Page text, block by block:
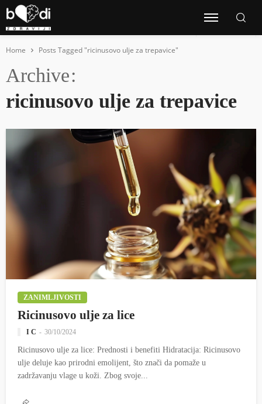
Home Posts Tagged "ricinusovo ulje za trepavice"
Archive
ricinusovo ulje za trepavice
ZANIMLJIVOSTI
Ricinusovo ulje za lice
I C 30/10/2024
Ricinusovo ulje za lice: Prednosti i benefiti Hidratacija: Ricinusovo
ulje deluje kao prirodni emolijent, što znači da pomaže u
zadržavanju vlage u koži. Zbog svoje...